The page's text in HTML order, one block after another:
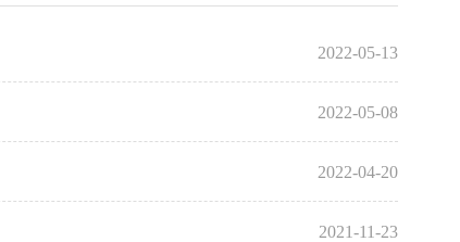
2022-05-13
2022-05-08
2022-04-20
2021-11-23